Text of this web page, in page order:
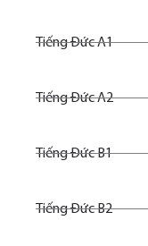
Tiếng Đức A1
Tiếng Đức A2
Tiếng Đức B1
Tiếng Đức B2